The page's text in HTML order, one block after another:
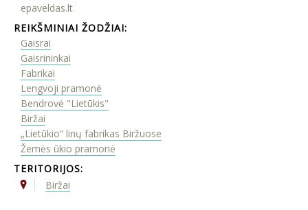
epaveldas.lt
REIKŠMINIAI ŽODŽIAI:
Gaisrai
Gaisrininkai
Fabrikai
Lengvoji pramonė
Bendrovė "Lietūkis"
Biržai
„Lietūkio“ linų fabrikas Biržuose
Žemės ūkio pramonė
TERITORIJOS:
Biržai